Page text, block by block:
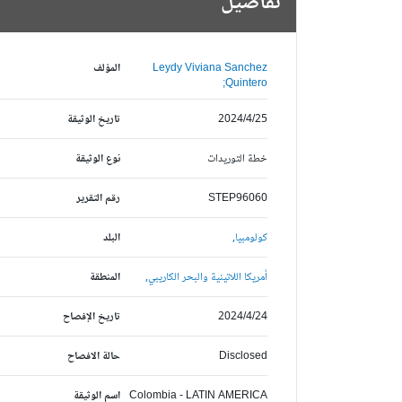
المؤلف
Leydy Viviana Sanchez
Quintero;
تاريخ الوثيقة
2024/4/25
نوع الوثيقة خطة التوريدات
رقم التقرير STEP96060
البلد كولومبيا,
المنطقة أمريكا اللاتينية والبحر الكاريبي,
تاريخ الإفصاح 2024/4/24
حالة الافصاح Disclosed
اسم الوثيقة Colombia - LATIN AMERICA